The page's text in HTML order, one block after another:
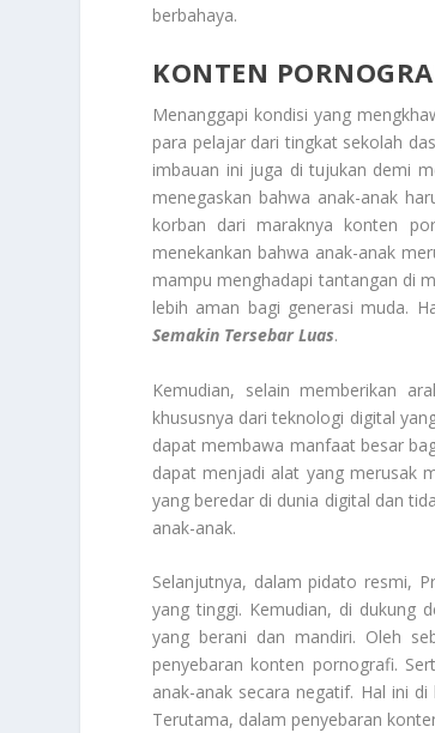
berbahaya.
KONTEN
Menanggapi kondisi yang
para pelajar dari tingkat sekolah
imbauan ini juga di tujukan demi
menegaskan bahwa anak-anak
korban dari maraknya konten
menekankan bahwa anak-anak
mampu menghadapi tantangan di
lebih aman bagi generasi muda.
Semakin Tersebar Luas.
Kemudian, selain memberikan
khususnya dari teknologi digital
dapat membawa manfaat besar
dapat menjadi alat yang merusak
yang beredar di dunia digital dan
anak-anak.
Selanjutnya, dalam pidato resmi,
yang tinggi. Kemudian, di dukung
yang berani dan mandiri. Oleh
penyebaran konten pornografi.
anak-anak secara negatif. Hal ini
Terutama, dalam penyebaran